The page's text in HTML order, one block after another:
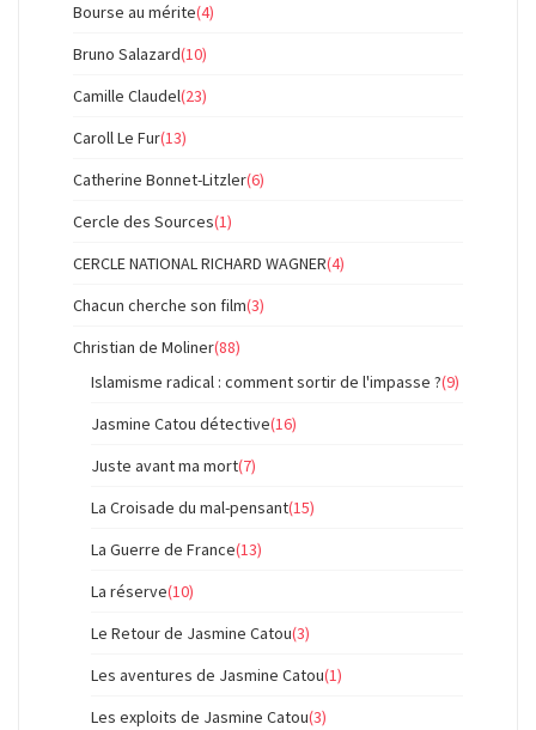
Bourse au mérite(4)
Bruno Salazard(10)
Camille Claudel(23)
Caroll Le Fur(13)
Catherine Bonnet-Litzler(6)
Cercle des Sources(1)
CERCLE NATIONAL RICHARD WAGNER(4)
Chacun cherche son film(3)
Christian de Moliner(88)
Islamisme radical : comment sortir de l'impasse ?(9)
Jasmine Catou détective(16)
Juste avant ma mort(7)
La Croisade du mal-pensant(15)
La Guerre de France(13)
La réserve(10)
Le Retour de Jasmine Catou(3)
Les aventures de Jasmine Catou(1)
Les exploits de Jasmine Catou(3)